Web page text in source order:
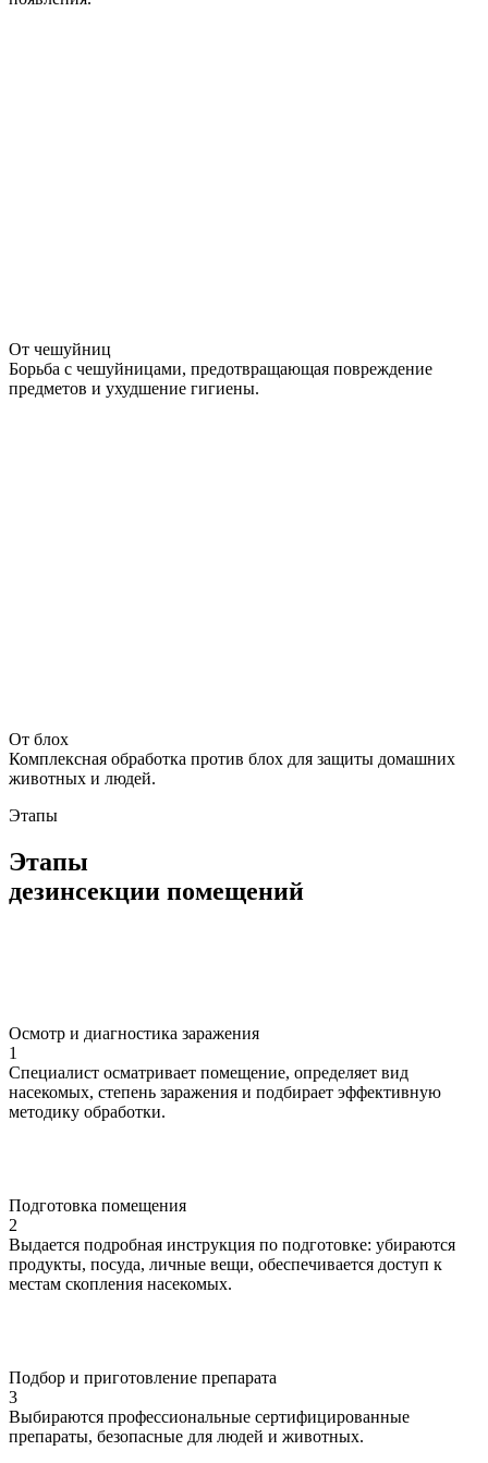
От чешуйниц
Борьба с чешуйницами, предотвращающая повреждение
предметов и ухудшение гигиены.
От блох
Комплексная обработка против блох для защиты домашних
животных и людей.
Этапы
Этапы
дезинсекции помещений
Осмотр и диагностика заражения
1
Специалист осматривает помещение, определяет вид
насекомых, степень заражения и подбирает эффективную
методику обработки.
Подготовка помещения
2
Выдается подробная инструкция по подготовке: убираются
продукты, посуда, личные вещи, обеспечивается доступ к
местам скопления насекомых.
Подбор и приготовление препарата
3
Выбираются профессиональные сертифицированные
препараты, безопасные для людей и животных.